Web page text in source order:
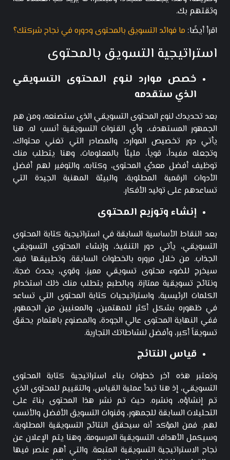
وثقتهم بك.
اقرأ أيضًا: ما فوائد التسويق بالمحتوى ودوره في نجاح شركتك؟
استراتيجية التسويق بالمحتوى
خصص موارد لنوع المحتوى التسويقي
الذي ستقدمه
بعد تحديدك لنوع المحتوى التسويقي الذي ستصنعه، ومن هم
الجمهور المستهدف، وأي القنوات التسويقية أنسب له. هنا
يأتي دور تخصيص الموارد، والمصادر التي تغني محتواك،
وتجعله مفيداً، قوياً، مليئاً بالمعلومات، وهنا يتطلب منك
توظيف أفضل معدِّي المحتوى، وكتابه، والتوفير لهم أفضل
الأدوات الرقمية المطلوبة، والبيئة المهنية الجيدة التي
تساعدهم على توليد الأفكار.
إنشاء وتوزيع المحتوى
بعد النقاط الأساسية السابقة في استراتيجية كتابة المحتوى
التسويقي، يأتي دور التنفيذ، وإنشاء المحتوى التسويقي
الجذاب. من خلال مروره بالخطوات السابقة، وتطبيقها فيه،
سيخرج للضوء محتوى تسويقي مميز، وقوي، يحدث ضجة،
ونتائج تسويقية ممتازة. وبالطبع يتطلب منك ذلك استخدام
الكلمات الرئيسية، واستراتيجيات كتابة المحتوى التي تساعد
في ظهوره بشكل أكثر للمهتمين، والمعنيين من الجمهور.
ففي النهاية المحتوى عالي الجودة، والمصنوع باهتمام يحقق
تسويقاً أكبر، وأفضل لنشاطاتك التجارية.
قياس النتائج
وتعتبر هذه آخر خطوات بناء استراتيجية كتابة المحتوى
التسويقي، إذ هنا تبدأ عملية القياس، والتقييم للمحتوى الذي
تم إنشاؤه، ونشره. حيث تم نشر هذا المحتوى بناءً على
التحليلات السابقة للجمهور، وقنوات التسويق الأفضل والأنسب
لهم. فمن المؤكد أنه سيحقق النتائج التسويقية المطلوبة،
وسيكمل الأهداف التسويقية المرسومة، وهنا يتم الإعلان عن
نجاح الاستراتيجية التسويقية المتبعة. والتي أهم عنصر فيها